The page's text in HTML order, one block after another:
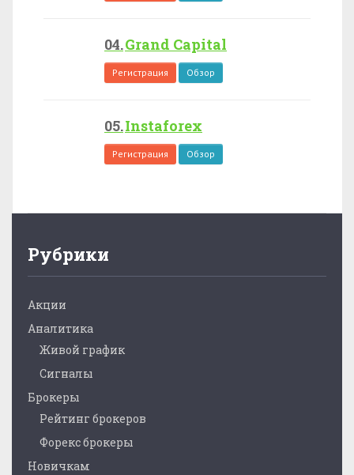
Grand Capital
Регистрация Обзор
Instaforex
Регистрация Обзор
Рубрики
Акции
Аналитика
Живой график
Сигналы
Брокеры
Рейтинг брокеров
Форекс брокеры
Новичкам